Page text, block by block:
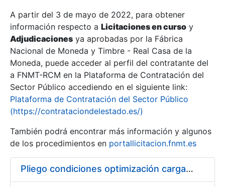
Mostrar/Ocultar
A partir del 3 de mayo de 2022, para obtener
información respecto a Licitaciones en curso y
Adjudicaciones ya aprobadas por la Fábrica
Nacional de Moneda y Timbre - Real Casa de la
Moneda, puede acceder al perfil del contratante del
a FNMT-RCM en la Plataforma de Contratación del
Sector Público accediendo en el siguiente link:
Plataforma de Contratación del Sector Público
(https://contrataciondelestado.es/)
También podrá encontrar más información y algunos
de los procedimientos en portallicitacion.fnmt.es
Pliego condiciones optimización cargas compras firmado